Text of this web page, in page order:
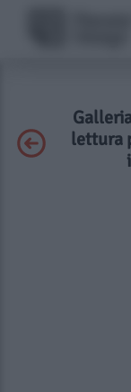
lettura